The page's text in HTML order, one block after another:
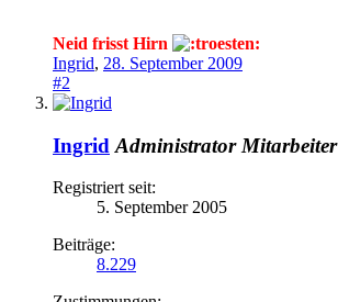
Neid frisst Hirn
Ingrid, 28. September 2009
#2
Ingrid Administrator Mitarbeiter
Registriert seit:
5. September 2005
Beiträge:
8.229